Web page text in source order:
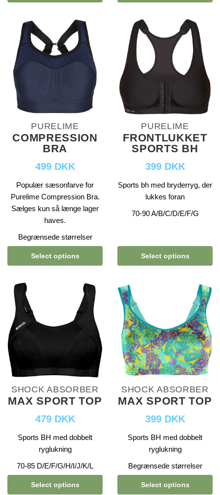
PURELIME
COMPRESSION
BRA
499 DKK
Populær sæsonfarve for
Purelime Compression Bra.
Sælges kun så længe lager
haves.
Begrænsede størrelser
Select options
PURELIME
FRONTLUKKET
SPORTS BH
399 DKK
Sports bh med bryderryg, der
lukkes foran
70-90 A/B/C/D/E/F/G
Select options
SHOCK ABSORBER
MAX SPORT TOP
479 DKK
Sports BH med dobbelt
ryglukning
70-85 D/E/F/G/H/I/J/K/L
Select options
SHOCK ABSORBER
MAX SPORT TOP
399 DKK
Sports BH med dobbelt
ryglukning
Begrænsede størrelser
Select options